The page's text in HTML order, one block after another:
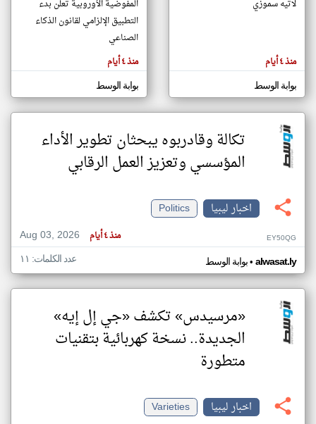
تغيير الدولة
مصادر الأخبار من ليبيا
اخبار ليبيا على مدار الساعة
أهم اخبار ليبيا العاجلة والمباشرة
المقالات
هنا عن
وجهة
كاتبيها.
لاتيه سموزي
منذ ٤ أيام
بوابة الوسط
المفوضية الأوروبية تعلن بدء
التطبيق الإلزامي لقانون الذكاء
الصناعي
منذ ٤ أيام
بوابة الوسط
تكالة وقادربوه يبحثان تطوير الأداء
المؤسسي وتعزيز العمل الرقابي
اخبار ليبيا
Politics
Aug 03, 2026
منذ ٤ أيام EY50QG
بوابة الوسط• alwasat.ly عدد الكلمات: ١١
«مرسيدس» تكشف «جي إل إيه»
الجديدة.. نسخة كهربائية بتقنيات
متطورة
اخبار ليبيا
Varieties
klyoum.com